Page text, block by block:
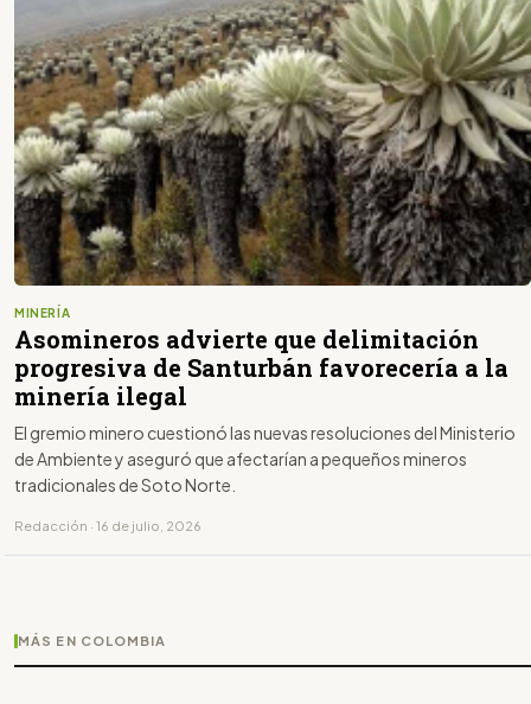
MINERÍA
Asomineros advierte que delimitación
progresiva de Santurbán favorecería a la
minería ilegal
El gremio minero cuestionó las nuevas resoluciones del Ministerio
de Ambiente y aseguró que afectarían a pequeños mineros
tradicionales de Soto Norte.
Redacción · 16 de julio, 2026
MÁS EN COLOMBIA